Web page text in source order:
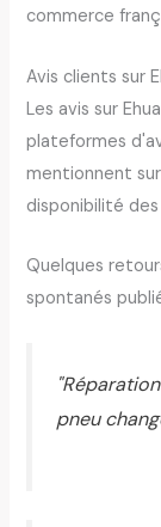
commerce
Avis clients sur
Les avis sur
plateformes
mentionnent
disponibilité
Quelques
spontanés
pneu